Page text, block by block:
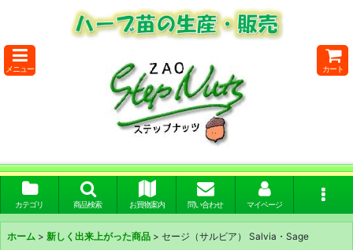
メニュー カート
カテゴリ 商品検索 お買物案内 問い合わせ マイページ
ホーム > 新しく出来上がった商品 > セージ（サルビア） Salvia・Sage